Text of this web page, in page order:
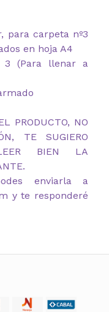
para carpeta nº3
en hoja A4
3 (Para llenar a
PRODUCTO, NO
TE SUGIERO
BIEN LA
enviarla a
y te responderé